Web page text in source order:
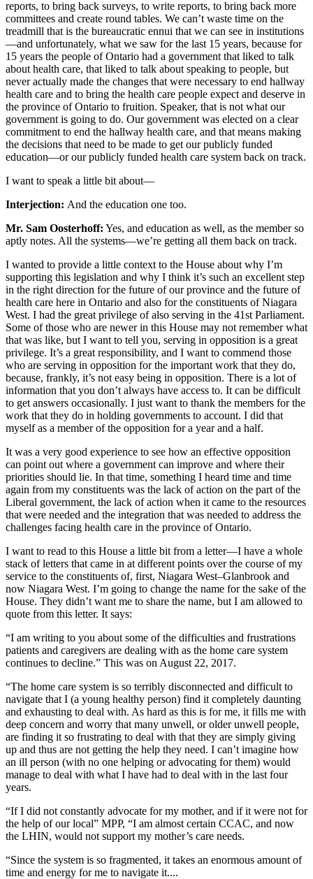
reports, to bring back surveys, to write reports, to bring back more
committees and create round tables. We can’t waste time on the
treadmill that is the bureaucratic ennui that we can see in institutions
—and unfortunately, what we saw for the last 15 years, because for
15 years the people of Ontario had a government that liked to talk
about health care, that liked to talk about speaking to people, but
never actually made the changes that were necessary to end hallway
health care and to bring the health care people expect and deserve in
the province of Ontario to fruition. Speaker, that is not what our
government is going to do. Our government was elected on a clear
commitment to end the hallway health care, and that means making
the decisions that need to be made to get our publicly funded
education—or our publicly funded health care system back on track.
I want to speak a little bit about—
Interjection: And the education one too.
Mr. Sam Oosterhoff: Yes, and education as well, as the member so
aptly notes. All the systems—we’re getting all them back on track.
I wanted to provide a little context to the House about why I’m
supporting this legislation and why I think it’s such an excellent step
in the right direction for the future of our province and the future of
health care here in Ontario and also for the constituents of Niagara
West. I had the great privilege of also serving in the 41st Parliament.
Some of those who are newer in this House may not remember what
that was like, but I want to tell you, serving in opposition is a great
privilege. It’s a great responsibility, and I want to commend those
who are serving in opposition for the important work that they do,
because, frankly, it’s not easy being in opposition. There is a lot of
information that you don’t always have access to. It can be difficult
to get answers occasionally. I just want to thank the members for the
work that they do in holding governments to account. I did that
myself as a member of the opposition for a year and a half.
It was a very good experience to see how an effective opposition
can point out where a government can improve and where their
priorities should lie. In that time, something I heard time and time
again from my constituents was the lack of action on the part of the
Liberal government, the lack of action when it came to the resources
that were needed and the integration that was needed to address the
challenges facing health care in the province of Ontario.
I want to read to this House a little bit from a letter—I have a whole
stack of letters that came in at different points over the course of my
service to the constituents of, first, Niagara West–Glanbrook and
now Niagara West. I’m going to change the name for the sake of the
House. They didn’t want me to share the name, but I am allowed to
quote from this letter. It says:
“I am writing to you about some of the difficulties and frustrations
patients and caregivers are dealing with as the home care system
continues to decline.” This was on August 22, 2017.
“The home care system is so terribly disconnected and difficult to
navigate that I (a young healthy person) find it completely daunting
and exhausting to deal with. As hard as this is for me, it fills me with
deep concern and worry that many unwell, or older unwell people,
are finding it so frustrating to deal with that they are simply giving
up and thus are not getting the help they need. I can’t imagine how
an ill person (with no one helping or advocating for them) would
manage to deal with what I have had to deal with in the last four
years.
“If I did not constantly advocate for my mother, and if it were not for
the help of our local” MPP, “I am almost certain CCAC, and now
the LHIN, would not support my mother’s care needs.
“Since the system is so fragmented, it takes an enormous amount of
time and energy for me to navigate it....